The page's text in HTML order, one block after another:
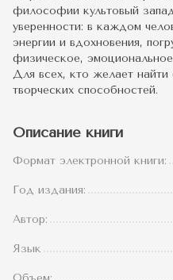
философии культовый
уверенности: в каждом
энергии и вдохновения,
физическое,
Для всех, кто желает найти
творческих способностей.
Описание книги
Формат электронной книги:
Год издания:
Автор:
Язык